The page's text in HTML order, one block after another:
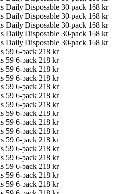
Daily Disposable 30-pack 168 kr
Daily Disposable 30-pack 168 kr
Daily Disposable 30-pack 168 kr
Daily Disposable 30-pack 168 kr
Daily Disposable 30-pack 168 kr
59 6-pack 218 kr
59 6-pack 218 kr
59 6-pack 218 kr
59 6-pack 218 kr
59 6-pack 218 kr
59 6-pack 218 kr
59 6-pack 218 kr
59 6-pack 218 kr
59 6-pack 218 kr
59 6-pack 218 kr
59 6-pack 218 kr
59 6-pack 218 kr
59 6-pack 218 kr
59 6-pack 218 kr
59 6-pack 218 kr
59 6-pack 218 kr